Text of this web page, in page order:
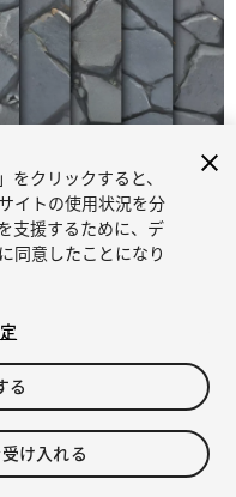
をクリックすると、
イトの使用状況を分
支援するために、デ
同意したことになり
る
け入れる